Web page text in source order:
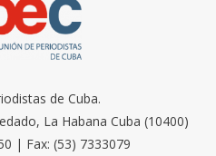
de Cuba.
La Habana Cuba (10400)
| Fax: (53) 7333079